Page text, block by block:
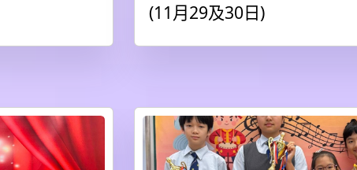
(11月29及30日)